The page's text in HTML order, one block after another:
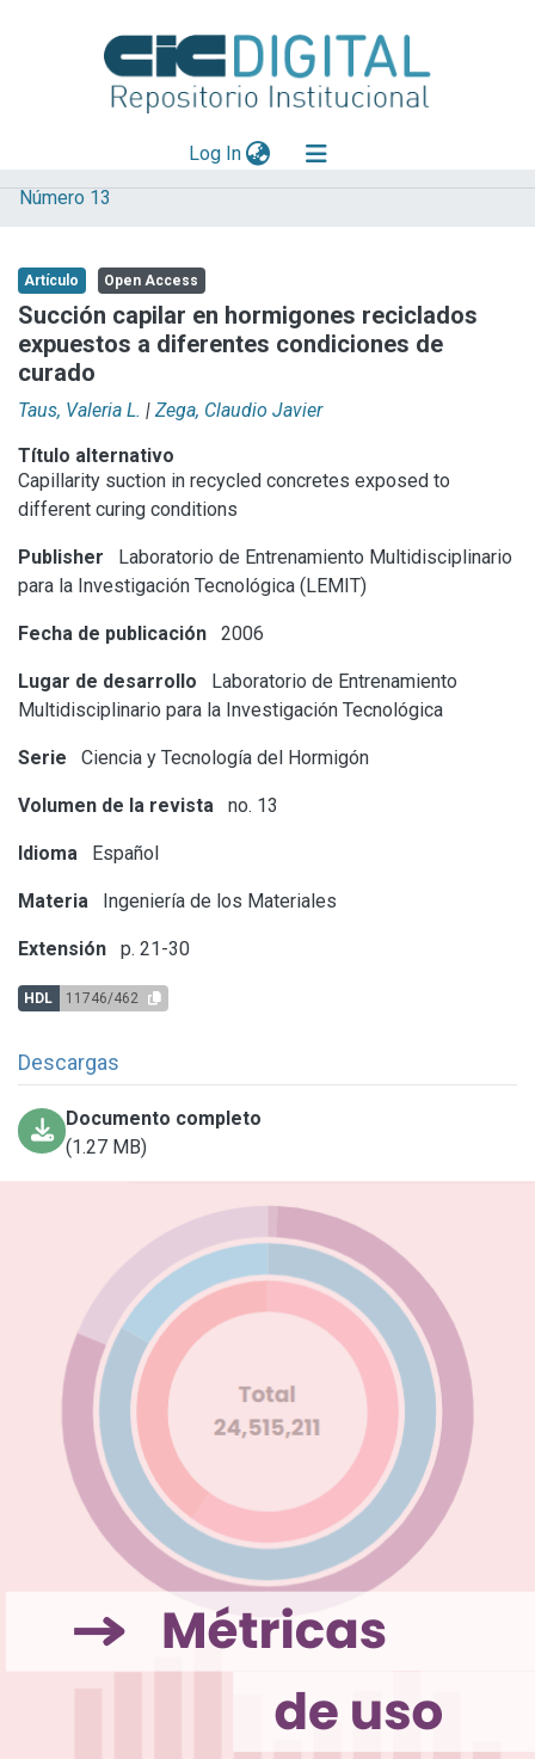
Log In(current)
Explorar
Aportar material
Statistics
Número 13
Artículo Open Access
Succión capilar en hormigones reciclados
expuestos a diferentes condiciones de
curado
Taus, Valeria L. | Zega, Claudio Javier
Título alternativo
Capillarity suction in recycled concretes exposed to
different curing conditions
Publisher
Laboratorio de Entrenamiento Multidisciplinario
para la Investigación Tecnológica (LEMIT)
Fecha de publicación 2006
Lugar de desarrollo
Laboratorio de Entrenamiento
Multidisciplinario para la Investigación Tecnológica
Serie Ciencia y Tecnología del Hormigón
Volumen de la revista no. 13
Idioma Español
Materia Ingeniería de los Materiales
Extensión p. 21-30
HDL 11746/462
Descargas
Documento completo
(1.27 MB)